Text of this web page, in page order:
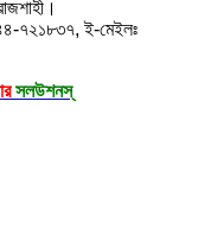
৭২১৮৩৭, ই-মেইলঃ
সলউশনস্